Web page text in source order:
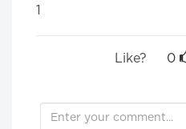
1
Like? 0